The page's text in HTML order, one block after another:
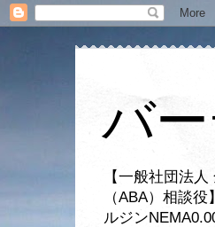
バ
【一般社団法
（ABA）相談
ルジン